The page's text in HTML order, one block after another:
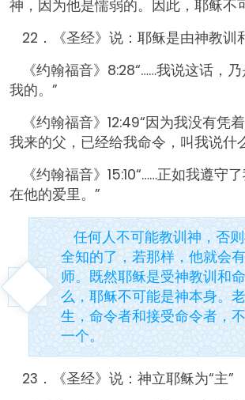
神，因为他是懦弱的。因此，耶稣不
22．《圣经》说：耶稣是由神教训
《约翰福音》8:28“……我说这话，
我的。”
《约翰福音》12:49“因为我没有凭
我来的父，已经给我命令，叫我说什
《约翰福音》15:10“……正如我遵守
在他的爱里。”
任何人不可能教训神，否
全知的了，若那样，他就会
师。既然耶稣是受神教训和
么，耶稣不可能是神本身。
生，命令者和接受命令者，
一个。
23．《圣经》说：神立耶稣为“主”